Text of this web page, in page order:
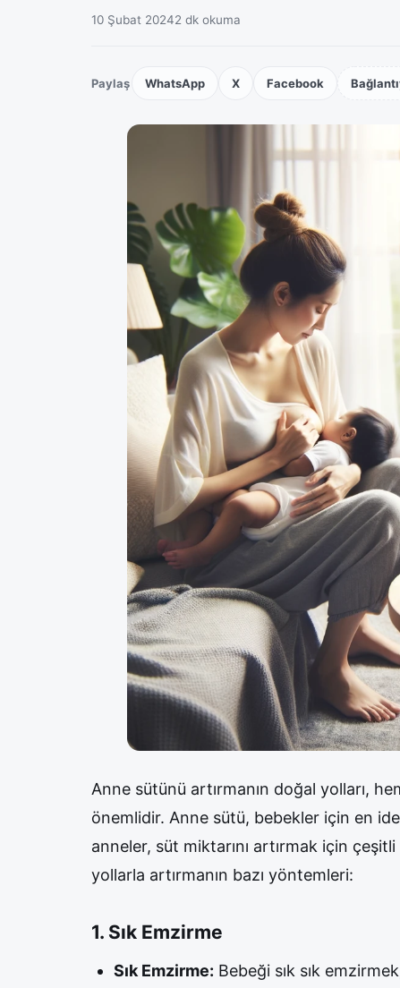
10 Şubat 20242 dk okuma
Paylaş WhatsApp X Facebook
Anne sütünü artırmanın doğal yolları,
önemlidir. Anne sütü, bebekler için en
anneler, süt miktarını artırmak için
yollarla artırmanın bazı yöntemleri:
1. Sık Emzirme
Sık Emzirme: Bebeği sık sık